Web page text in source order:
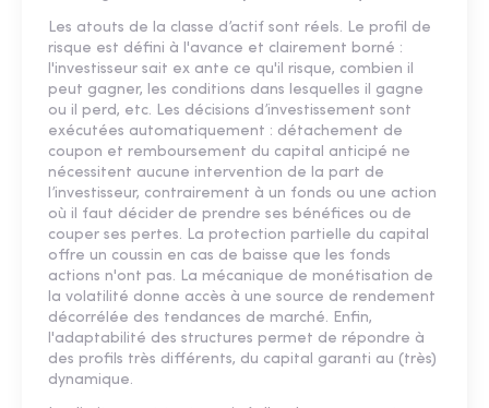
Les atouts de la classe d’actif sont réels. Le profil de
risque est défini à l'avance et clairement borné :
l'investisseur sait ex ante ce qu'il risque, combien il
peut gagner, les conditions dans lesquelles il gagne
ou il perd, etc. Les décisions d’investissement sont
exécutées automatiquement : détachement de
coupon et remboursement du capital anticipé ne
nécessitent aucune intervention de la part de
l’investisseur, contrairement à un fonds ou une action
où il faut décider de prendre ses bénéfices ou de
couper ses pertes. La protection partielle du capital
offre un coussin en cas de baisse que les fonds
actions n'ont pas. La mécanique de monétisation de
la volatilité donne accès à une source de rendement
décorrélée des tendances de marché. Enfin,
l'adaptabilité des structures permet de répondre à
des profils très différents, du capital garanti au (très)
dynamique.